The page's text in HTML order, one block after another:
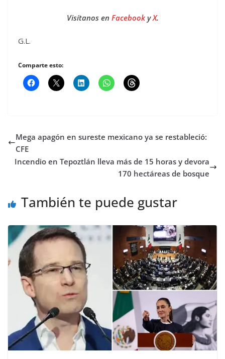
Visítanos en FacebookyX.
G.L.
Comparte esto:
Mega apagón en sureste mexicano ya se restableció:
CFE
Incendio en Tepoztlán lleva más de 15 horas y devora
170 hectáreas de bosque
También te puede gustar